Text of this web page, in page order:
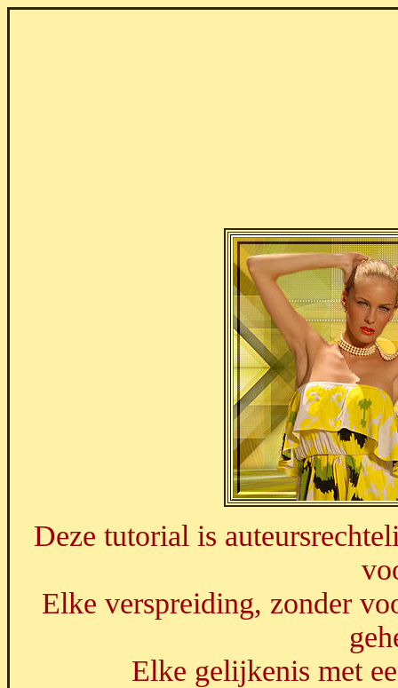
Deze tutorial is
Elke verspreiding, zonder
Elke gelijkenis met